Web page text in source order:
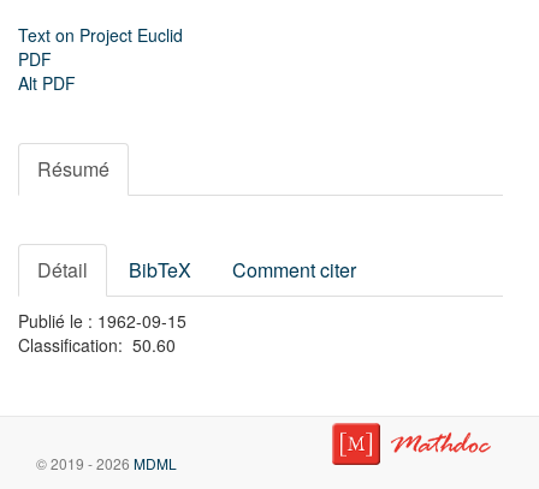
Text on Project Euclid
PDF
Alt PDF
Résumé
Détail BibTeX Comment citer
Publié le : 1962-09-15
Classification: 50.60
© 2019 - 2026 MDML